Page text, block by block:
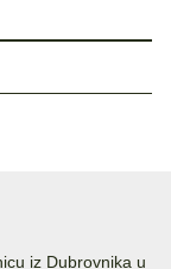
iz Dubrovnika u